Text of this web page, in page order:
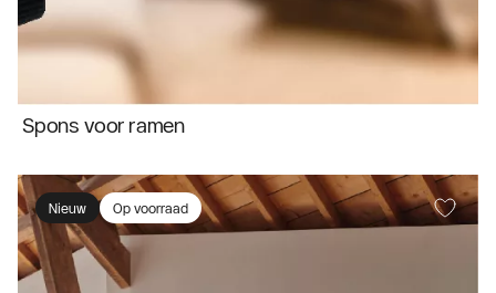
Spons voor ramen
Nieuw Op voorraad